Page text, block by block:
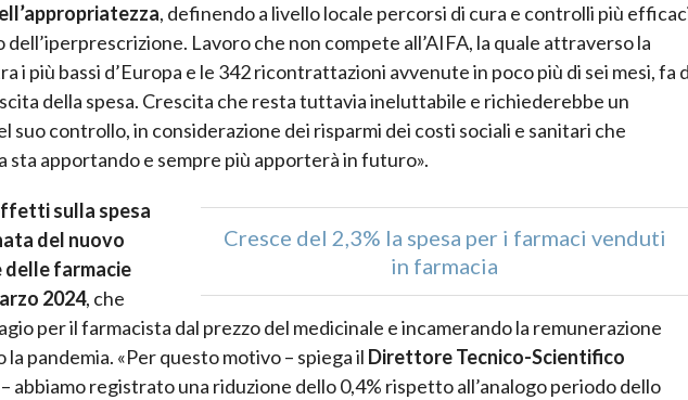
, definendo a livello locale percorsi di cura e controlli più
Lavoro che non compete all’AIFA, la quale attraverso la
i più bassi d’Europa e le 342 ricontrattazioni avvenute in poco più di sei mesi, fa
della spesa. Crescita che resta tuttavia ineluttabile e richiederebbe un
suo controllo, in considerazione dei risparmi dei costi sociali e sanitari che
sta apportando e sempre più apporterà in futuro».
Cresce del 2,3% la spesa per i farmaci venduti
in farmacia
sulla spesa
del nuovo
delle farmacie
2024, che
per il farmacista dal prezzo del medicinale e incamerando la remunerazione
pandemia. «Per questo motivo – spiega il Direttore Tecnico-Scientifico
– abbiamo registrato una riduzione dello 0,4% rispetto all’analogo periodo dello